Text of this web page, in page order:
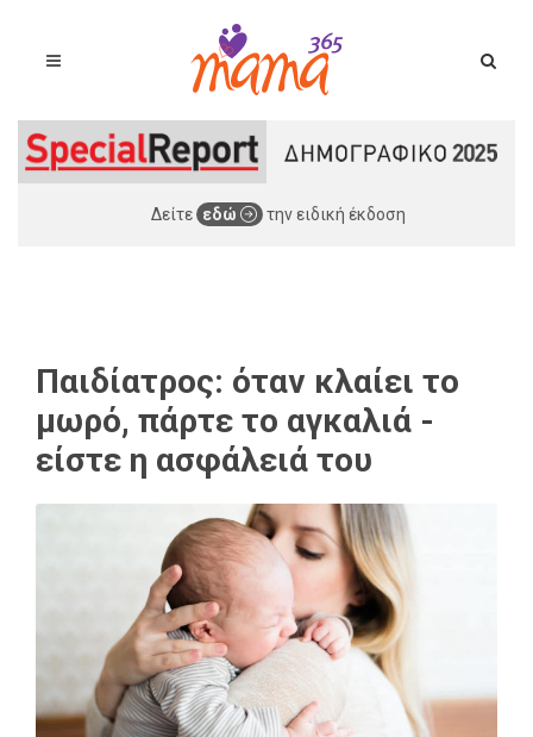
Δείτε εδώ την ειδική έκδοση
Παιδίατρος: όταν κλαίει το
μωρό, πάρτε το αγκαλιά -
είστε η ασφάλειά του